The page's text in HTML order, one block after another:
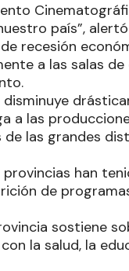
país”, alertó
recesión
a las salas de
a las
de las grandes
han
de
sostiene
la salud, la